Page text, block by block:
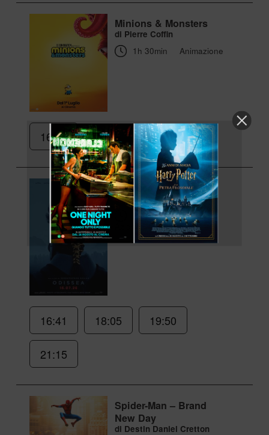
Minions & Monsters
di Pierre Coffin
1h 30min
Animazione
16:25
Odissea
di Christopher Nolan
2h 52min
Azione, Avventura
16:41 18:05 19:50
21:15
Spider-Man – Brand
New Day
di Destin Daniel Cretton